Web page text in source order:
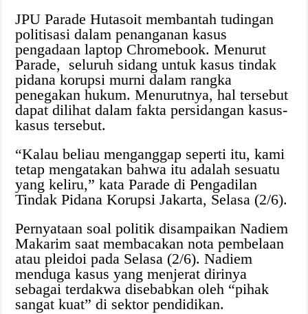
JPU Parade Hutasoit membantah tudingan
politisasi dalam penanganan kasus
pengadaan laptop Chromebook. Menurut
Parade, seluruh sidang untuk kasus tindak
pidana korupsi murni dalam rangka
penegakan hukum. Menurutnya, hal tersebut
dapat dilihat dalam fakta persidangan kasus-
kasus tersebut.
“Kalau beliau menganggap seperti itu, kami
tetap mengatakan bahwa itu adalah sesuatu
yang keliru,” kata Parade di Pengadilan
Tindak Pidana Korupsi Jakarta, Selasa (2/6).
Pernyataan soal politik disampaikan Nadiem
Makarim saat membacakan nota pembelaan
atau pleidoi pada Selasa (2/6). Nadiem
menduga kasus yang menjerat dirinya
sebagai terdakwa disebabkan oleh “pihak
sangat kuat” di sektor pendidikan.